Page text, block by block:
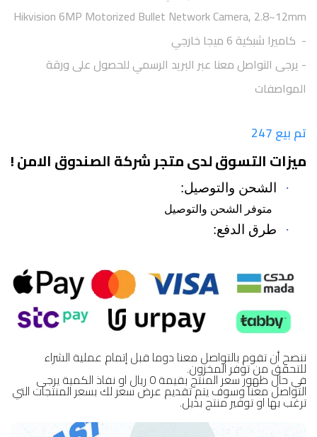
Hikvision 6MP Motorized Bullet Network Camera, 2.8~12mm
- كاميرا شبكية 6 ميجا خارجي
- يرجى التواصل معنا عبر البريد الرسمي للحصول على ورقة
المواصفات
تم بيع 247
ميزات التسوق لدى متجر شركة الصندوق الامن !
· الشحن والتوصيل:
متوفر الشحن والتوصيل
· طرق الدفع:
ننصح أن تقوم بالتواصل معنا دوما قبل إتمام عملية الشراء
للتحقق من توفر المخزون.
في حال ظهور سعر المنتج بقيمة 0 ريال او نفاذ الكمية يرجى
التواصل معنا وسوف يتم تقديم عرض سعر لك بسعر المنتجات التي
ترغب بها او توفير منتج بديل.